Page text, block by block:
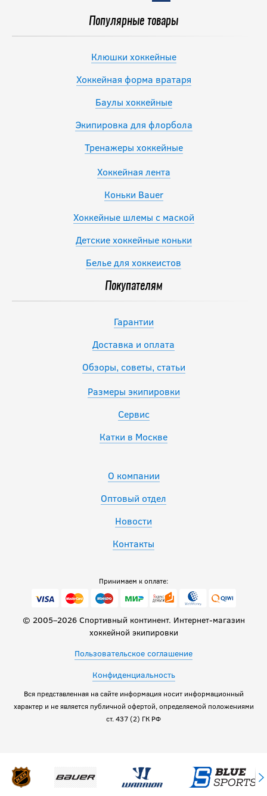
26 119
Популярные товары
Клюшки хоккейные
Хоккейная форма вратаря
Баулы хоккейные
Экипировка для флорбола
Тренажеры хоккейные
Хоккейная лента
Коньки Bauer
Хоккейные шлемы с маской
Детские хоккейные коньки
Белье для хоккеистов
Покупателям
Гарантии
Доставка и оплата
Обзоры, советы, статьи
Размеры экипировки
Сервис
Катки в Москве
О компании
Оптовый отдел
Новости
Контакты
Принимаем к оплате:
© 2005–2026 Спортивный континент. Интернет-магазин
хоккейной экипировки
Пользовательское соглашение
Конфиденциальность
Вся представленная на сайте информация носит информационный
характер и не является публичной офертой, определяемой положениями
ст. 437 (2) ГК РФ